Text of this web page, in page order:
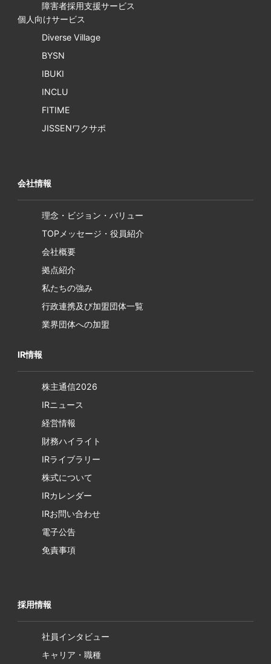
障害者採用支援サービス
個人向けサービス
Diverse Village
BYSN
IBUKI
INCLU
FITIME
JISSENワクサポ
会社情報
理念・ビジョン・バリュー
TOPメッセージ・役員紹介
会社概要
拠点紹介
私たちの強み
行政連携及び加盟団体一覧
業界団体への加盟
IR情報
株主通信2026
IRニュース
経営情報
財務ハイライト
IRライブラリー
株式について
IRカレンダー
IRお問い合わせ
電子公告
免責事項
採用情報
社員インタビュー
キャリア・職種